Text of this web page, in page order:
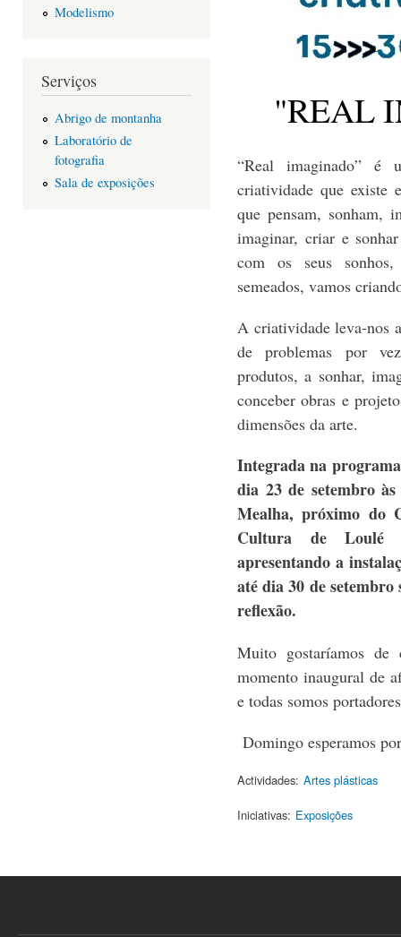
Modelismo
Serviços
Abrigo de montanha
Laboratório de
fotografia
Sala de exposições
"REAL
“Real imaginado” é
criatividade que existe
que pensam, sonham,
imaginar, criar e
com os seus sonhos,
semeados, vamos
A criatividade leva-nos
de problemas por
produtos, a sonhar,
conceber obras e
dimensões da arte.
Integrada na
dia 23 de setembro
Mealha, próximo do
Cultura de Loulé
apresentando a
até dia 30 de
reflexão.
Muito gostaríamos de
momento inaugural de
e todas somos
Domingo esperamos
Actividades: Artes plásticas
Iniciativas: Exposições